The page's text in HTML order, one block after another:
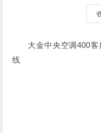
大金中央空调400
线